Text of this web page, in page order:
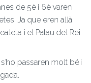
de 5è i 6è varen
Ja que eren allà
i el Palau del Rei
passaren molt bé i